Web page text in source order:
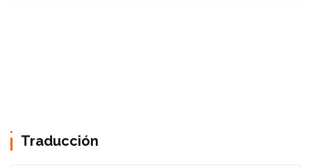
Traducción